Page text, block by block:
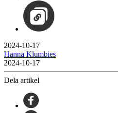
2024-10-17
Hanna Klumbies
2024-10-17
Dela artikel